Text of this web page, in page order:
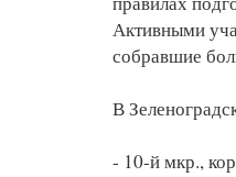
Активными
собравшие
В
- 10-й мкр.,